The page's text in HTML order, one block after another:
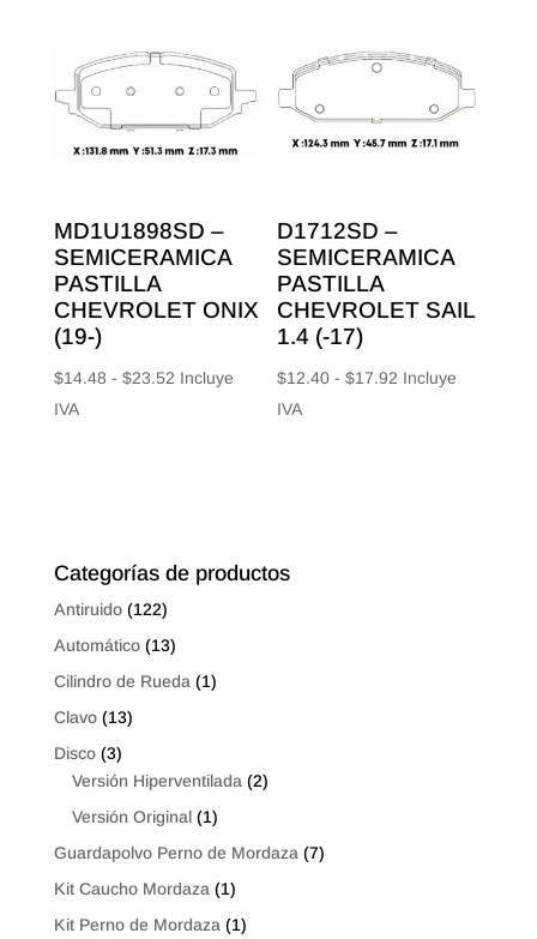
$28.00
hasta
MD1U1898SD –
SEMICERAMICA
PASTILLA
CHEVROLET ONIX
(19-)
$14.48 - $23.52Rango
$23.52
Incluye
IVA
D1712SD –
SEMICERAMICA
PASTILLA
CHEVROLET SAIL
1.4 (-17)
$12.40 - $17.92 Rango
Incluye
IVA
Categorías de productos
Antiruido (122)
Automático (13)
Cilindro de Rueda (1)
Clavo (13)
Disco (3)
Versión Hiperventilada (2)
Versión Original (1)
Guardapolvo Perno de Mordaza (7)
Kit Caucho Mordaza (1)
Kit Perno de Mordaza (1)